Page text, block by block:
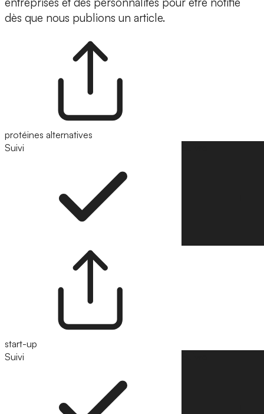
dès que nous publions un article.
protéines alternatives
Suivi
start-up
Suivi